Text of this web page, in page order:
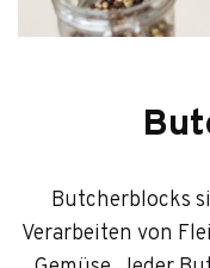
Butcherblocks
Verarbeiten von